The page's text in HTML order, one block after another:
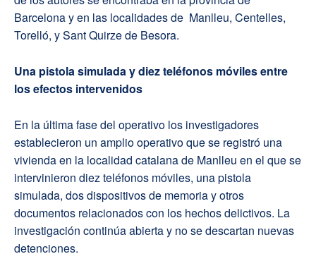
Barcelona y en las localidades de Manlleu, Centelles,
Torelló, y Sant Quirze de Besora.
Una pistola simulada y diez teléfonos móviles entre
los efectos intervenidos
En la última fase del operativo los investigadores
establecieron un amplio operativo que se registró una
vivienda en la localidad catalana de Manlleu en el que se
intervinieron diez teléfonos móviles, una pistola
simulada, dos dispositivos de memoria y otros
documentos relacionados con los hechos delictivos. La
investigación continúa abierta y no se descartan nuevas
detenciones.